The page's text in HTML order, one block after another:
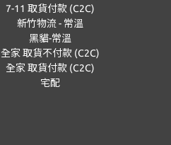
7-11 取貨付款 (C2C)
新竹物流 - 常溫
黑貓-常溫
全家 取貨不付款 (C2C)
全家 取貨付款 (C2C)
宅配